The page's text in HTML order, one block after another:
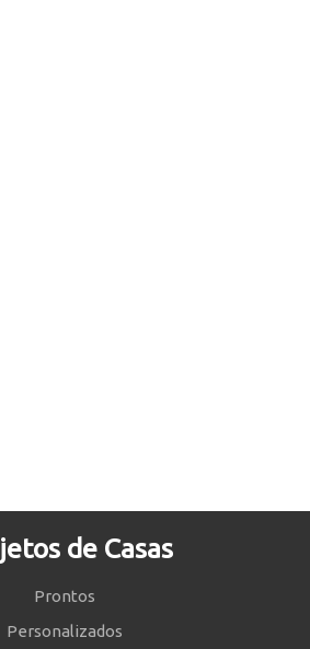
de Casas
Prontos
Personalizados